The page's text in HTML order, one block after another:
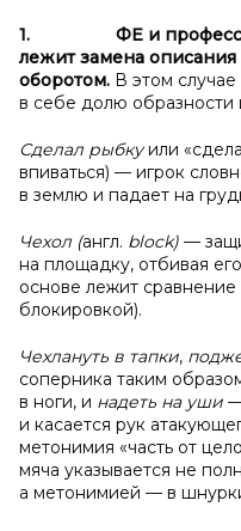
1.
ФЕ и
лежит замена
оборотом. В этом
в себе долю образности
Сделал рыбкуили
впиваться) — игрок
в землю и падает на
Чехол (англ. block) —
на площадку, отбивая
основе лежит
блокировкой).
Чехлануть в тапки,
соперника таким
в ноги, и надеть на уши
и касается рук
метонимия «часть от
мяча указывается не
а метонимией — в